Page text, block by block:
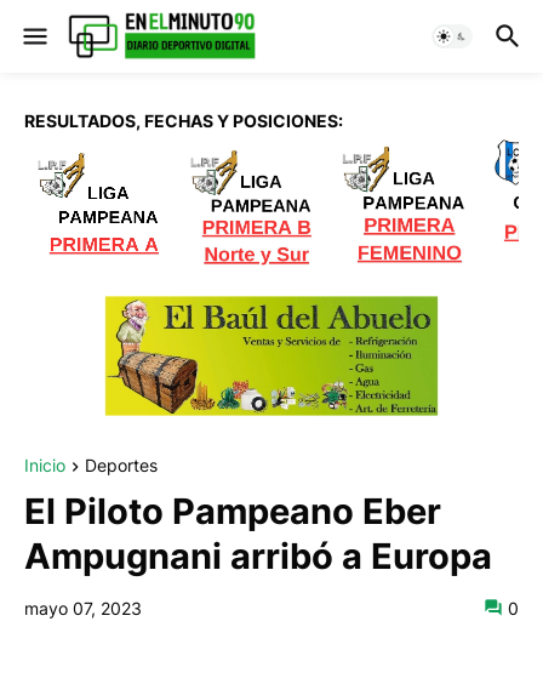
RESULTADOS, FECHAS Y POSICIONES:
Inicio Deportes
El Piloto Pampeano Eber
Ampugnani arribó a Europa
mayo 07, 2023 0